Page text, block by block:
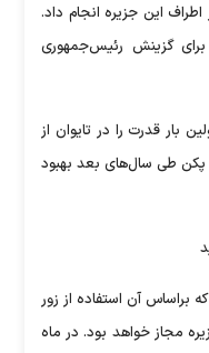
در اطراف این جزیره انجام داد.
برای گزینش رئیس‌جمهوری
در سال ۲۰۰۰ برای اولین بار قدرت را در تایوان از
پکن طی سال‌های بعد بهبود
کرد که براساس آن استفاده از زور
مجاز خواهد بود. در ماه